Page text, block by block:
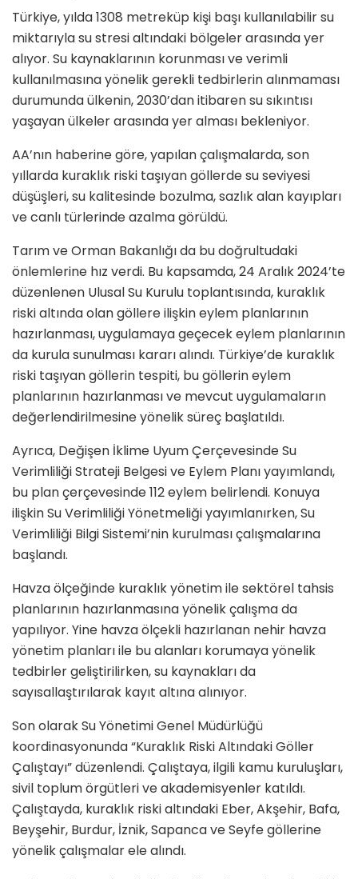
Türkiye, yılda 1308 metreküp kişi başı kullanılabilir su
miktarıyla su stresi altındaki bölgeler arasında yer
alıyor. Su kaynaklarının korunması ve verimli
kullanılmasına yönelik gerekli tedbirlerin alınmaması
durumunda ülkenin, 2030’dan itibaren su sıkıntısı
yaşayan ülkeler arasında yer alması bekleniyor.
AA’nın haberine göre, yapılan çalışmalarda, son
yıllarda kuraklık riski taşıyan göllerde su seviyesi
düşüşleri, su kalitesinde bozulma, sazlık alan kayıpları
ve canlı türlerinde azalma görüldü.
Tarım ve Orman Bakanlığı da bu doğrultudaki
önlemlerine hız verdi. Bu kapsamda, 24 Aralık 2024’te
düzenlenen Ulusal Su Kurulu toplantısında, kuraklık
riski altında olan göllere ilişkin eylem planlarının
hazırlanması, uygulamaya geçecek eylem planlarının
da kurula sunulması kararı alındı. Türkiye’de kuraklık
riski taşıyan göllerin tespiti, bu göllerin eylem
planlarının hazırlanması ve mevcut uygulamaların
değerlendirilmesine yönelik süreç başlatıldı.
Ayrıca, Değişen İklime Uyum Çerçevesinde Su
Verimliliği Strateji Belgesi ve Eylem Planı yayımlandı,
bu plan çerçevesinde 112 eylem belirlendi. Konuya
ilişkin Su Verimliliği Yönetmeliği yayımlanırken, Su
Verimliliği Bilgi Sistemi’nin kurulması çalışmalarına
başlandı.
Havza ölçeğinde kuraklık yönetim ile sektörel tahsis
planlarının hazırlanmasına yönelik çalışma da
yapılıyor. Yine havza ölçekli hazırlanan nehir havza
yönetim planları ile bu alanları korumaya yönelik
tedbirler geliştirilirken, su kaynakları da
sayısallaştırılarak kayıt altına alınıyor.
Son olarak Su Yönetimi Genel Müdürlüğü
koordinasyonunda “Kuraklık Riski Altındaki Göller
Çalıştayı” düzenlendi. Çalıştaya, ilgili kamu kuruluşları,
sivil toplum örgütleri ve akademisyenler katıldı.
Çalıştayda, kuraklık riski altındaki Eber, Akşehir, Bafa,
Beyşehir, Burdur, İznik, Sapanca ve Seyfe göllerine
yönelik çalışmalar ele alındı.